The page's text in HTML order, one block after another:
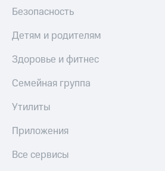
Безопасность
Детям и родителям
Здоровье и фитнес
Семейная группа
Утилиты
Приложения
Все сервисы